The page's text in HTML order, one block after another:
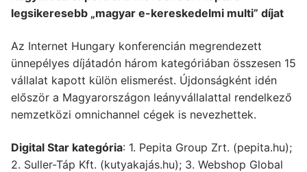
legsikeresebb „magyar e-kereskedelmi multi” díjat
Az Internet Hungary konferencián megrendezett
ünnepélyes díjátadón három kategóriában összesen 15
vállalat kapott külön elismerést. Újdonságként idén
először a Magyarországon leányvállalattal rendelkező
nemzetközi omnichannel cégek is nevezhettek.
Digital Star kategória: 1. Pepita Group Zrt. (pepita.hu);
2. Suller-Táp Kft. (kutyakajás.hu); 3. Webshop Global